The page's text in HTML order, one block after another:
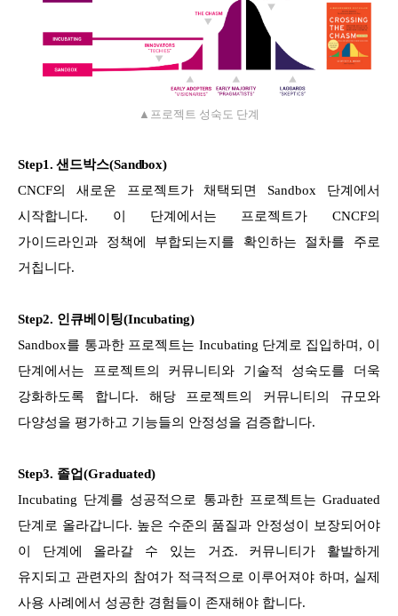
▲프로젝트 성숙도 단계
Step1. 샌드박스(Sandbox)
CNCF의 새로운 프로젝트가 채택되면 Sandbox 단계에서
시작합니다. 이 단계에서는 프로젝트가 CNCF의
가이드라인과 정책에 부합되는지를 확인하는 절차를 주로
거칩니다.
Step2. 인큐베이팅(Incubating)
Sandbox를 통과한 프로젝트는 Incubating 단계로 집입하며, 이
단계에서는 프로젝트의 커뮤니티와 기술적 성숙도를 더욱
강화하도록 합니다. 해당 프로젝트의 커뮤니티의 규모와
다양성을 평가하고 기능들의 안정성을 검증합니다.
Step3. 졸업(Graduated)
Incubating 단계를 성공적으로 통과한 프로젝트는 Graduated
단계로 올라갑니다. 높은 수준의 품질과 안정성이 보장되어야
이 단계에 올라갈 수 있는 거죠. 커뮤니티가 활발하게
유지되고 관련자의 참여가 적극적으로 이루어져야 하며, 실제
사용 사례에서 성공한 경험들이 존재해야 합니다.